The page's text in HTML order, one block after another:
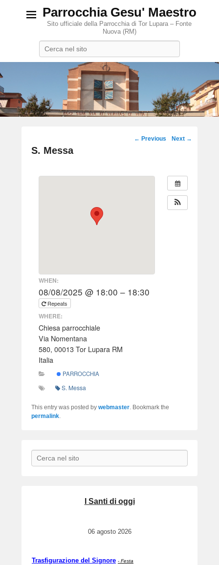
Parrocchia Gesu' Maestro
Sito ufficiale della Parrocchia di Tor Lupara – Fonte
Nuova (RM)
Post
← Previous Next →
S. Messa
WHEN:
08/08/2025 @ 18:00 – 18:30
Repeats
WHERE:
Chiesa parrocchiale
Via Nomentana
580, 00013 Tor Lupara RM
Italia
PARROCCHIA
S. Messa
This entry was posted by webmaster. Bookmark the
permalink.
Search
I Santi di oggi
06 agosto 2026
Trasfigurazione del Signore - Festa